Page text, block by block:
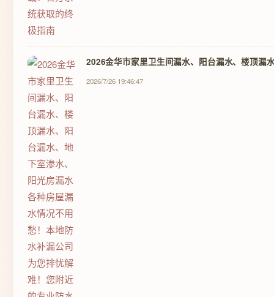
2026金华市家里卫生间漏水、阳台漏水、楼顶漏
2026/7/26 19:46:47